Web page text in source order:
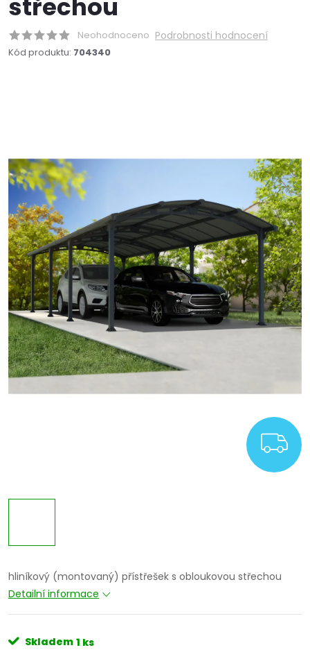
střechou
Neohodnoceno Podrobnosti hodnocení
Kód produktu: 704340
hliníkový (montovaný) přístřešek s obloukovou střechou
Detailní informace
Skladem 1 ks